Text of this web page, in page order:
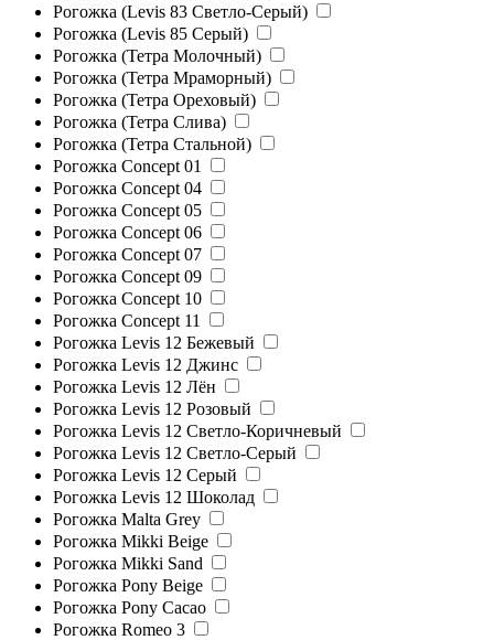
Рогожка (Levis 83 Светло-Серый)
Рогожка (Levis 85 Серый)
Рогожка (Тетра Молочный)
Рогожка (Тетра Мраморный)
Рогожка (Тетра Ореховый)
Рогожка (Тетра Слива)
Рогожка (Тетра Стальной)
Рогожка Concept 01
Рогожка Concept 04
Рогожка Concept 05
Рогожка Concept 06
Рогожка Concept 07
Рогожка Concept 09
Рогожка Concept 10
Рогожка Concept 11
Рогожка Levis 12 Бежевый
Рогожка Levis 12 Джинс
Рогожка Levis 12 Лён
Рогожка Levis 12 Розовый
Рогожка Levis 12 Светло-Коричневый
Рогожка Levis 12 Светло-Серый
Рогожка Levis 12 Серый
Рогожка Levis 12 Шоколад
Рогожка Malta Grey
Рогожка Mikki Beige
Рогожка Mikki Sand
Рогожка Pony Beige
Рогожка Pony Cacao
Рогожка Romeo 3